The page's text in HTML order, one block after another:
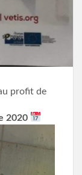
profit de
2020